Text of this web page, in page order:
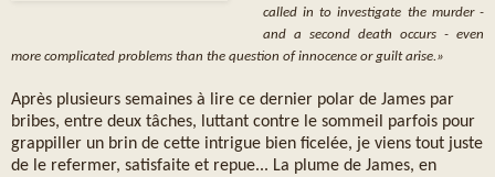
called in to investigate the murder -
and a second death occurs - even
more complicated problems than the question of innocence or guilt arise.»
Après plusieurs semaines à lire ce dernier polar de James par
bribes, entre deux tâches, luttant contre le sommeil parfois pour
grappiller un brin de cette intrigue bien ficelée, je viens tout juste
de le refermer, satisfaite et repue... La plume de James, en